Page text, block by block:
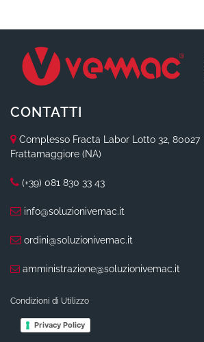
CONTATTI
Complesso Fracta Labor Lotto 32, 80027
Frattamaggiore (NA)
(+39) 081 830 33 43
info@soluzionivemac.it
ordini@soluzionivemac.it
amministrazione@soluzionivemac.it
Condizioni di Utilizzo
Privacy Policy